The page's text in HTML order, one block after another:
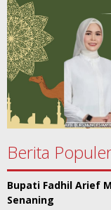
Berita
Bupati Fadhil Arief
Senaning